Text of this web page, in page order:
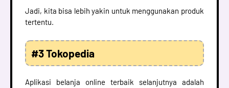
Jadi, kita bisa lebih yakin untuk menggunakan produk
tertentu.
#3 Tokopedia
Aplikasi belanja online terbaik selanjutnya adalah